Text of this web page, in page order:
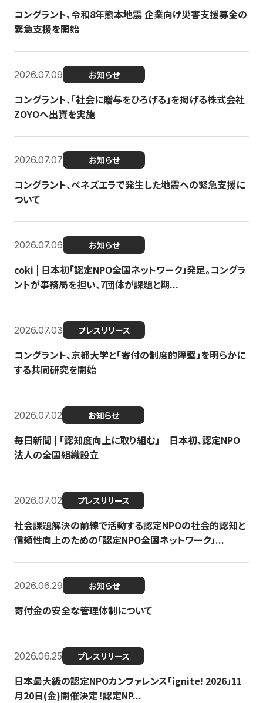
コングラント、令和8年熊本地震 企業向け災害支援募金の
緊急支援を開始
2026.07.09 お知らせ
コングラント、「社会に贈与をひろげる」を掲げる株式会社
ZOYOへ出資を実施
2026.07.07 お知らせ
コングラント、ベネズエラで発生した地震への緊急支援に
ついて
2026.07.06 お知らせ
coki | 日本初「認定NPO全国ネットワーク」発足。コングラ
ントが事務局を担い、7団体が課題と期...
2026.07.03 プレスリリース
コングラント、京都大学と「寄付の制度的障壁」を明らかに
する共同研究を開始
2026.07.02 お知らせ
毎日新聞 | 「認知度向上に取り組む」 日本初、認定NPO
法人の全国組織設立
2026.07.02 プレスリリース
社会課題解決の前線で活動する認定NPOの社会的認知と
信頼性向上のための「認定NPO全国ネットワーク」...
2026.06.29 お知らせ
寄付金の安全な管理体制について
2026.06.25 プレスリリース
日本最大級の認定NPOカンファレンス「ignite! 2026」11
月20日(金)開催決定！認定NP...